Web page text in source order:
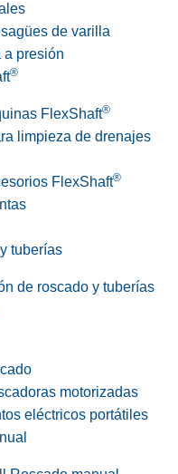
de varilla
a presión
®
FlexShaft®
limpieza de drenajes
FlexShaft®
tuberías
de roscado y tuberías
motorizadas
eléctricos portátiles